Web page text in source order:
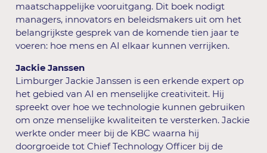
maatschappelijke vooruitgang. Dit boek nodigt
managers, innovators en beleidsmakers uit om het
belangrijkste gesprek van de komende tien jaar te
voeren: hoe mens en AI elkaar kunnen verrijken.
Jackie Janssen
Limburger Jackie Janssen is een erkende expert op
het gebied van AI en menselijke creativiteit. Hij
spreekt over hoe we technologie kunnen gebruiken
om onze menselijke kwaliteiten te versterken. Jackie
werkte onder meer bij de KBC waarna hij
doorgroeide tot Chief Technology Officer bij de